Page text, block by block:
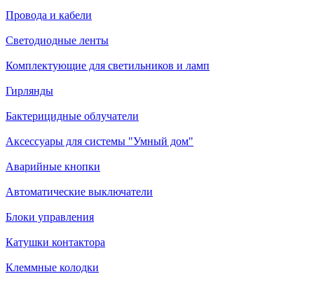
Провода и кабели
Светодиодные ленты
Комплектующие для светильников и ламп
Гирлянды
Бактерицидные облучатели
Аксессуары для системы "Умный дом"
Аварийные кнопки
Автоматические выключатели
Блоки управления
Катушки контактора
Клеммные колодки